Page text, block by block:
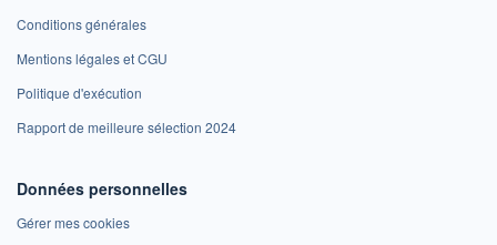
Conditions générales
Mentions légales et CGU
Politique d'exécution
Rapport de meilleure sélection 2024
Données personnelles
Gérer mes cookies